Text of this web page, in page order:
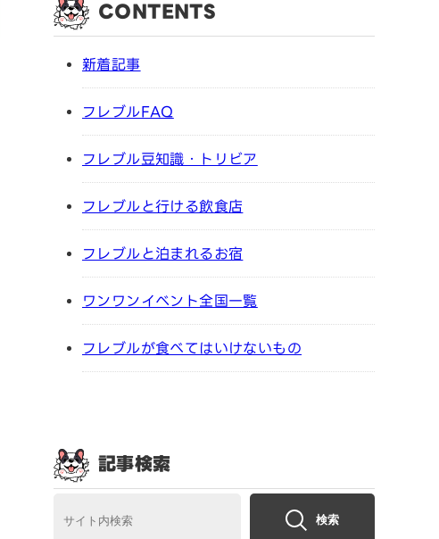
CONTENTS
新着記事
フレブルFAQ
フレブル豆知識・トリビア
フレブルと行ける飲食店
フレブルと泊まれるお宿
ワンワンイベント全国一覧
フレブルが食べてはいけないもの
記事検索
検索